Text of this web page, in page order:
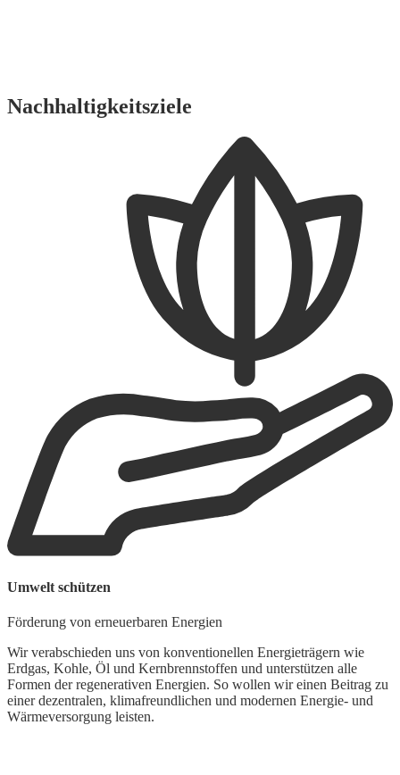
Nachhaltigkeitsziele
Umwelt schützen
Förderung von erneuerbaren Energien
Wir verabschieden uns von konventionellen Energieträgern wie
Erdgas, Kohle, Öl und Kernbrennstoffen und unterstützen alle
Formen der regenerativen Energien. So wollen wir einen Beitrag zu
einer dezentralen, klimafreundlichen und modernen Energie- und
Wärmeversorgung leisten.